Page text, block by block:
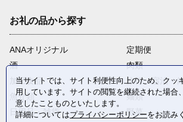
お礼の品から探す
ANAオリジナル
定期便
酒
肉類
加工食品
旅行・宿泊・
魚介類
麺類
日用品・雑貨
野菜
当サイトでは、サイト利便性向上のため、クッ
用しています。サイトの閲覧を継続された場合
意したことものといたします。
詳細についてはプライバシーポリシーをお読み